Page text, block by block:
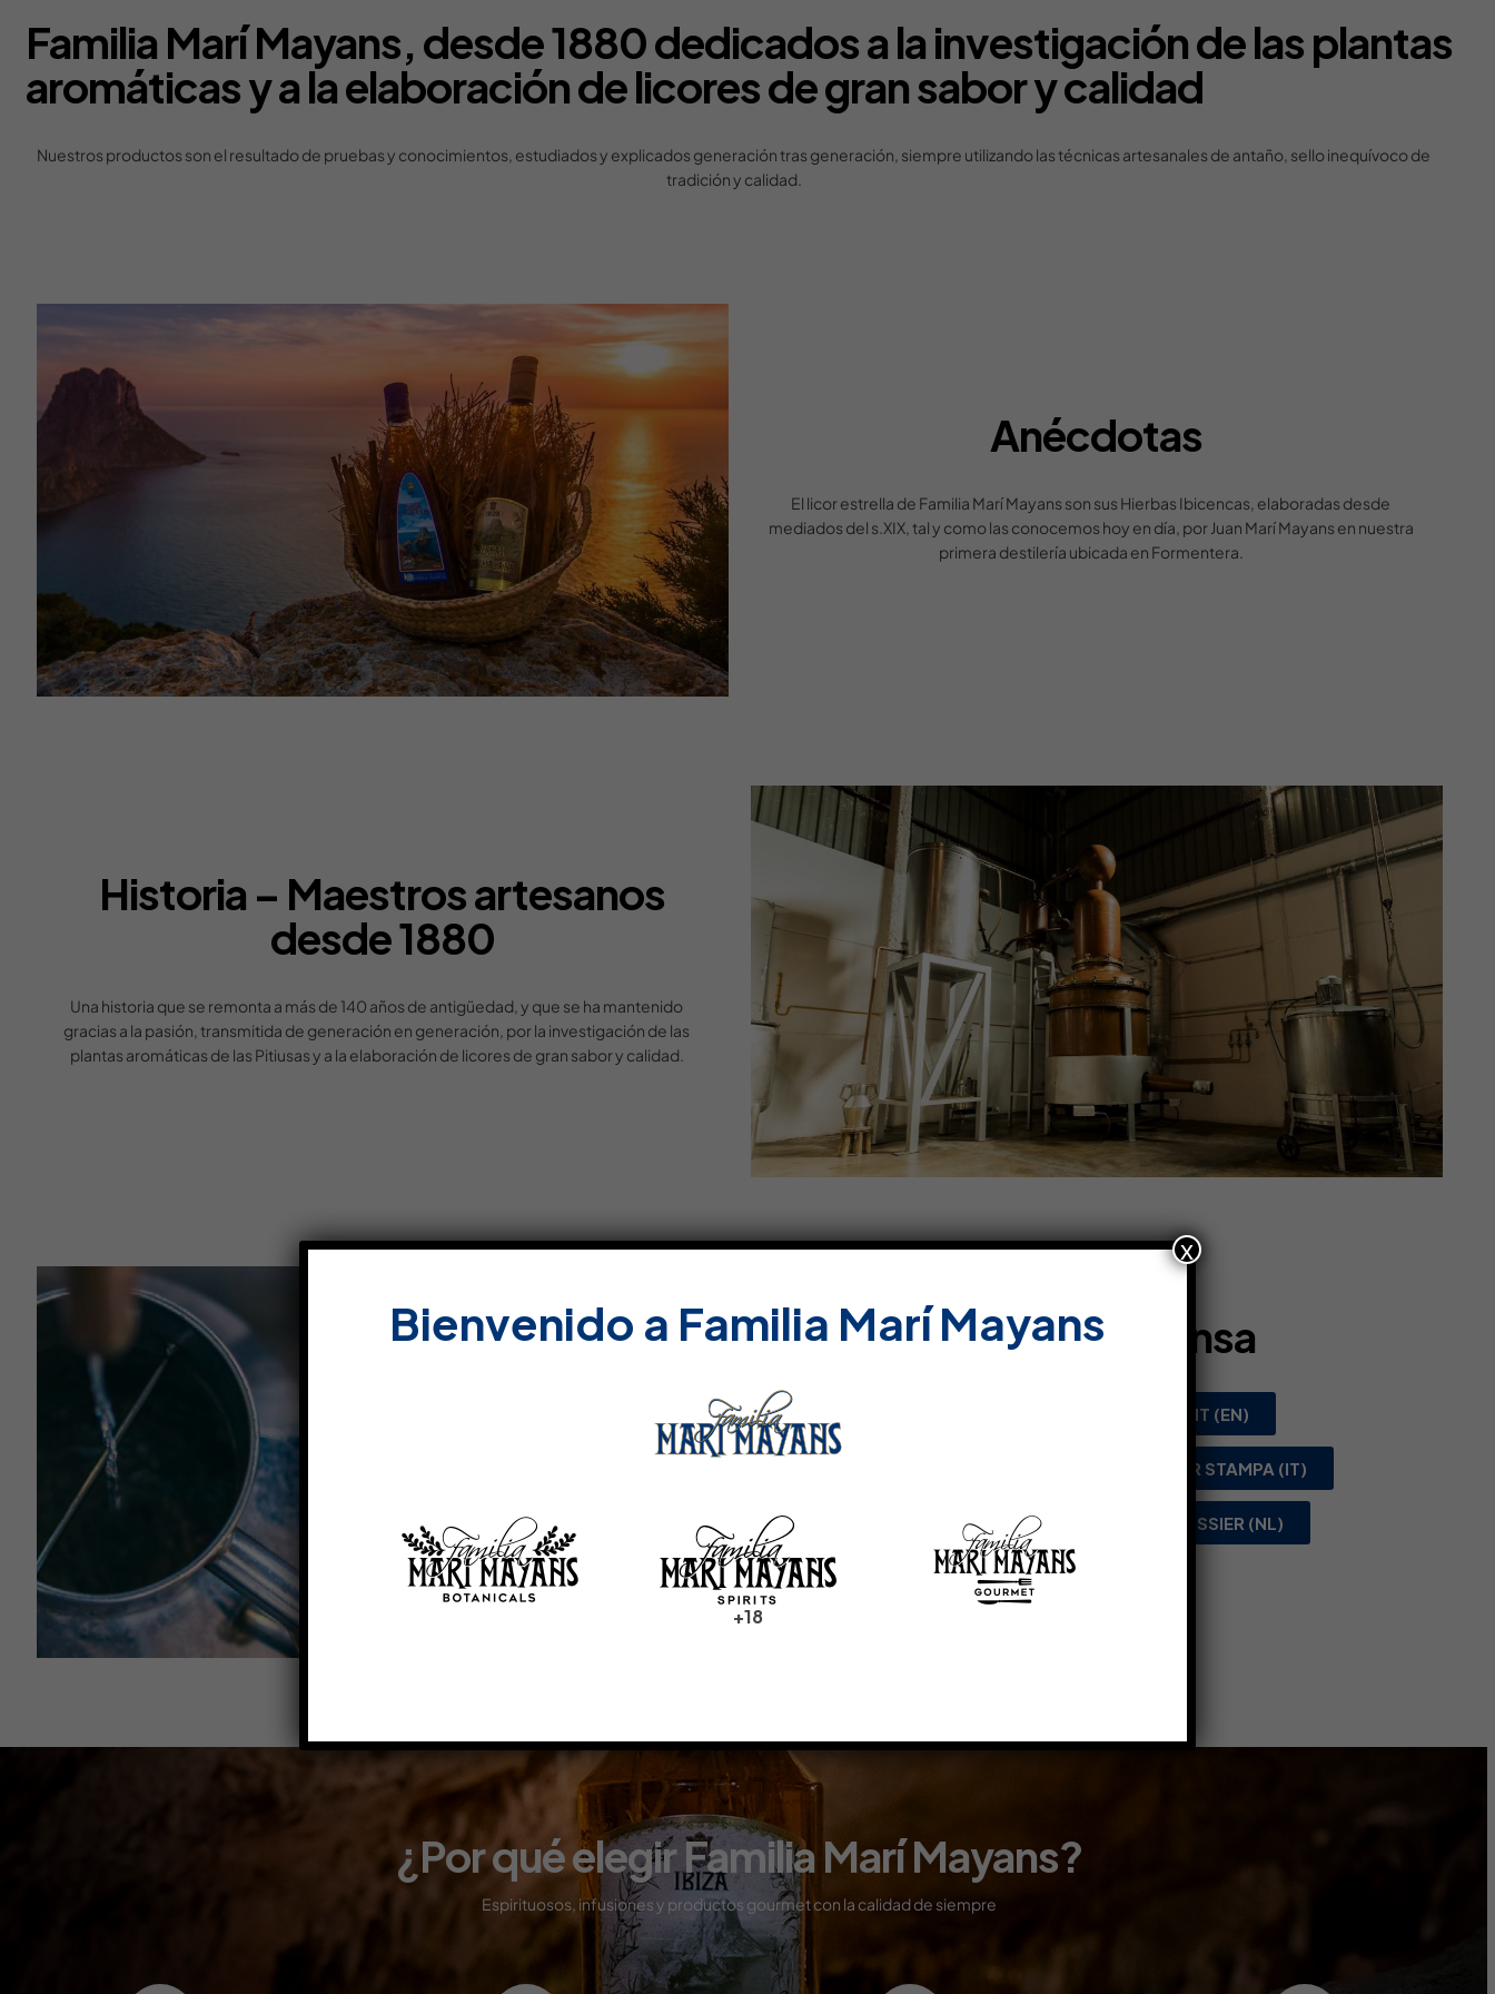
Familia Marí Mayans, desde 1880 dedicados a la investigación de las plantas
aromáticas y a la elaboración de licores de gran sabor y calidad
Nuestros productos son el resultado de pruebas y conocimientos, estudiados y explicados generación tras generación, siempre utilizando las técnicas artesanales de antaño, sello inequívoco de
tradición y calidad.
Anécdotas
El licor estrella de Familia Marí Mayans son sus Hierbas Ibicencas, elaboradas desde
mediados del s.XIX, tal y como las conocemos hoy en día, por Juan Marí Mayans en nuestra
primera destilería ubicada en Formentera.
Historia – Maestros artesanos
desde 1880
Una historia que se remonta a más de 140 años de antigüedad, y que se ha mantenido
gracias a la pasión, transmitida de generación en generación, por la investigación de las
plantas aromáticas de las Pitiusas y a la elaboración de licores de gran sabor y calidad.
Dosier de Prensa
PRESS KIT (EN)
DOSSIER STAMPA (IT)
PERSDOSSIER (NL)
ПРЕСС-ДОСЬЕ (RU)
¿Por qué elegir Familia Marí Mayans?
Espirituosos, infusiones y productos gourmet con la calidad de siempre
Bienvenido a Familia Marí Mayans
+18
x